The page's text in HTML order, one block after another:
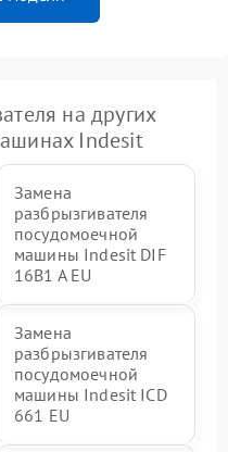
на других
Indesit
Замена
разбрызгивателя
посудомоечной
машины Indesit DIF
16B1 A EU
Замена
разбрызгивателя
посудомоечной
машины Indesit ICD
661 EU